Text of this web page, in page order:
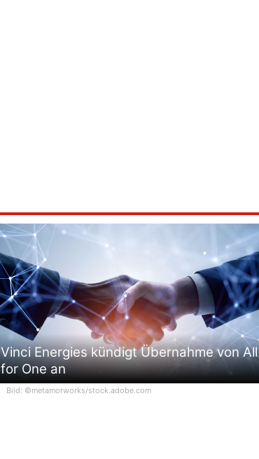
Vinci Energies kündigt Übernahme von All
for One an
Bild: ©metamorworks/stock.adobe.com